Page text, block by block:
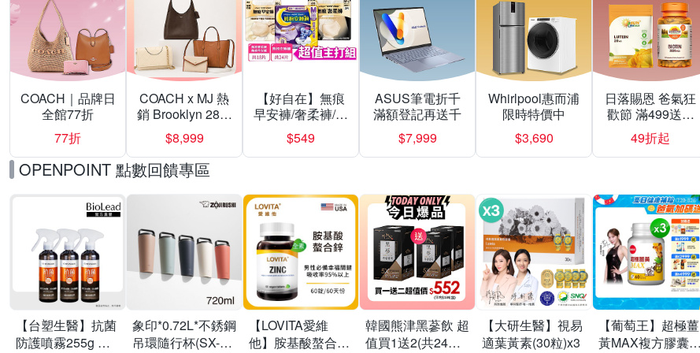
COACH｜品牌日
全館77折
77折
COACH x MJ 熱
銷 Brooklyn 28／
兩用／斜背包均
一價-多款可選
$8,999
【好自在】無痕
早安褲/奢柔褲/熊
抱安睡褲 超值組
任選一組 -生理
褲/衛生棉褲(無痕
24片)
$549
ASUS筆電折千
滿額登記再送千
$7,999
Whirlpool惠而浦
限時特價中
$3,690
日落賜恩 爸氣狂
歡節 滿499送緩
釋型C
49折起
OPENPOINT 點數回饋專區
【台塑生醫】抗菌
防護噴霧255g 三
象印*0.72L*不銹鋼
吊環隨行杯(SX-
【LOVITA愛維
他】胺基酸螯合鋅
韓國熊津黑蔘飲 超
值買1送2(共24入
【大研生醫】視易
適葉黃素(30粒)x3
【葡萄王】超極薑
黃MAX複方膠囊